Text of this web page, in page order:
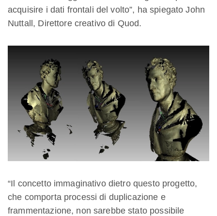
acquisire i dati frontali del volto”, ha spiegato John
Nuttall, Direttore creativo di Quod.
“Il concetto immaginativo dietro questo progetto,
che comporta processi di duplicazione e
frammentazione, non sarebbe stato possibile